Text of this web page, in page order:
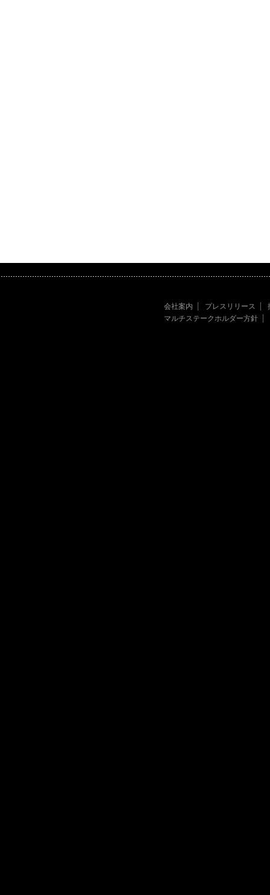
会社案内 プレスリリース
マルチステークホルダー方針